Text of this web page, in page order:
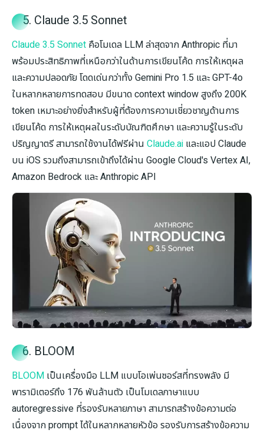
5. Claude 3.5 Sonnet
Claude 3.5 Sonnet คือโมเดล LLM ล่าสุดจาก Anthropic ที่มา
พร้อมประสิทธิภาพที่เหนือกว่าในด้านการเขียนโค้ด การให้เหตุผล
และความปลอดภัย โดดเด่นกว่าทั้ง Gemini Pro 1.5 และ GPT-4o
ในหลากหลายการทดสอบ มีขนาด context window สูงถึง 200K
token เหมาะอย่างยิ่งสำหรับผู้ที่ต้องการความเชี่ยวชาญด้านการ
เขียนโค้ด การให้เหตุผลในระดับบัณฑิตศึกษา และความรู้ในระดับ
ปริญญาตรี สามารถใช้งานได้ฟรีผ่าน Claude.ai และแอป Claude
บน iOS รวมถึงสามารถเข้าถึงได้ผ่าน Google Cloud's Vertex AI,
Amazon Bedrock และ Anthropic API
6. BLOOM
BLOOM เป็นเครื่องมือ LLM แบบโอเพ่นซอร์สที่ทรงพลัง มี
พารามิเตอร์ถึง 176 พันล้านตัว เป็นโมเดลภาษาแบบ
autoregressive ที่รองรับหลายภาษา สามารถสร้างข้อความต่อ
เนื่องจาก prompt ได้ในหลากหลายหัวข้อ รองรับการสร้างข้อความ